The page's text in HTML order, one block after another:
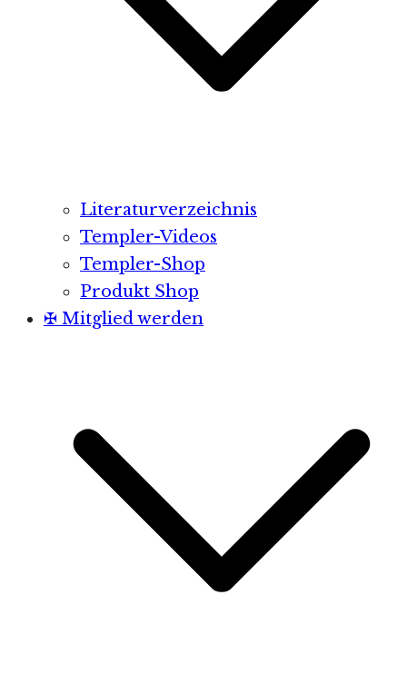
Literaturverzeichnis
Templer-Videos
Templer-Shop
Produkt Shop
✠ Mitglied werden